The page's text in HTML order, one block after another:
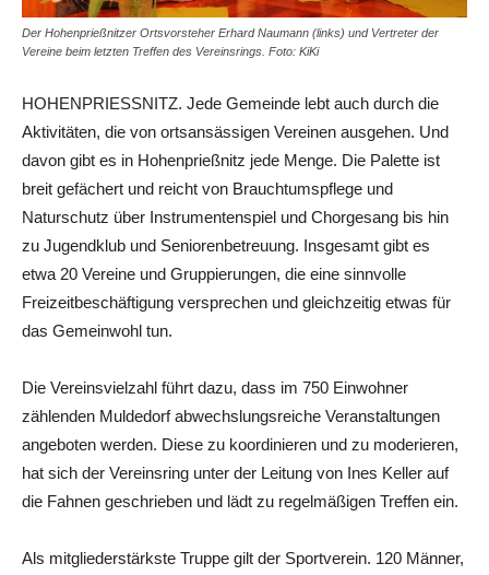
Der Hohenprießnitzer Ortsvorsteher Erhard Naumann (links) und Vertreter der
Vereine beim letzten Treffen des Vereinsrings. Foto: KiKi
HOHENPRIESSNITZ. Jede Gemeinde lebt auch durch die
Aktivitäten, die von ortsansässigen Vereinen ausgehen. Und
davon gibt es in Hohenprießnitz jede Menge. Die Palette ist
breit gefächert und reicht von Brauchtumspflege und
Naturschutz über Instrumentenspiel und Chorgesang bis hin
zu Jugendklub und Seniorenbetreuung. Insgesamt gibt es
etwa 20 Vereine und Gruppierungen, die eine sinnvolle
Freizeitbeschäftigung versprechen und gleichzeitig etwas für
das Gemeinwohl tun.
Die Vereinsvielzahl führt dazu, dass im 750 Einwohner
zählenden Muldedorf abwechslungsreiche Veranstaltungen
angeboten werden. Diese zu koordinieren und zu moderieren,
hat sich der Vereinsring unter der Leitung von Ines Keller auf
die Fahnen geschrieben und lädt zu regelmäßigen Treffen ein.
Als mitgliederstärkste Truppe gilt der Sportverein. 120 Männer,